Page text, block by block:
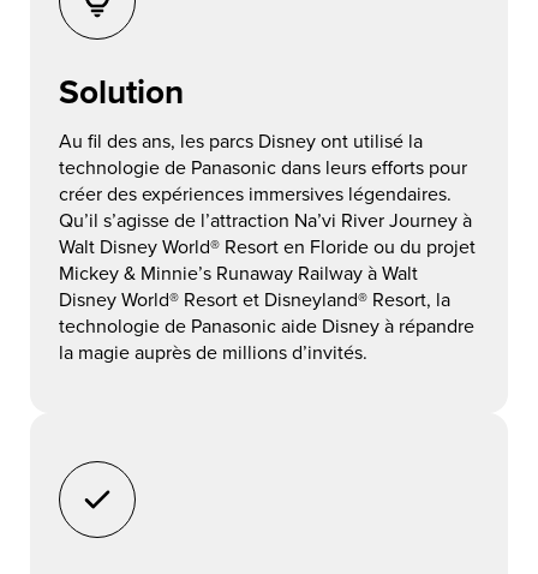
Solution
Au fil des ans, les parcs Disney ont utilisé la
technologie de Panasonic dans leurs efforts pour
créer des expériences immersives légendaires.
Qu’il s’agisse de l’attraction Na’vi River Journey à
Walt Disney World® Resort en Floride ou du projet
Mickey & Minnie’s Runaway Railway à Walt
Disney World® Resort et Disneyland® Resort, la
technologie de Panasonic aide Disney à répandre
la magie auprès de millions d’invités.